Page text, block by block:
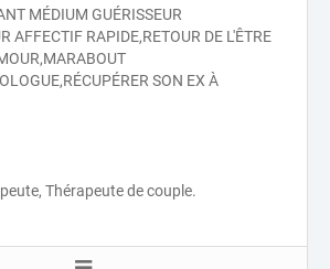
MÉDIUM GUÉRISSEUR
AFFECTIF RAPIDE,RETOUR DE L'ÊTRE
SON EX À
Thérapeute de couple.